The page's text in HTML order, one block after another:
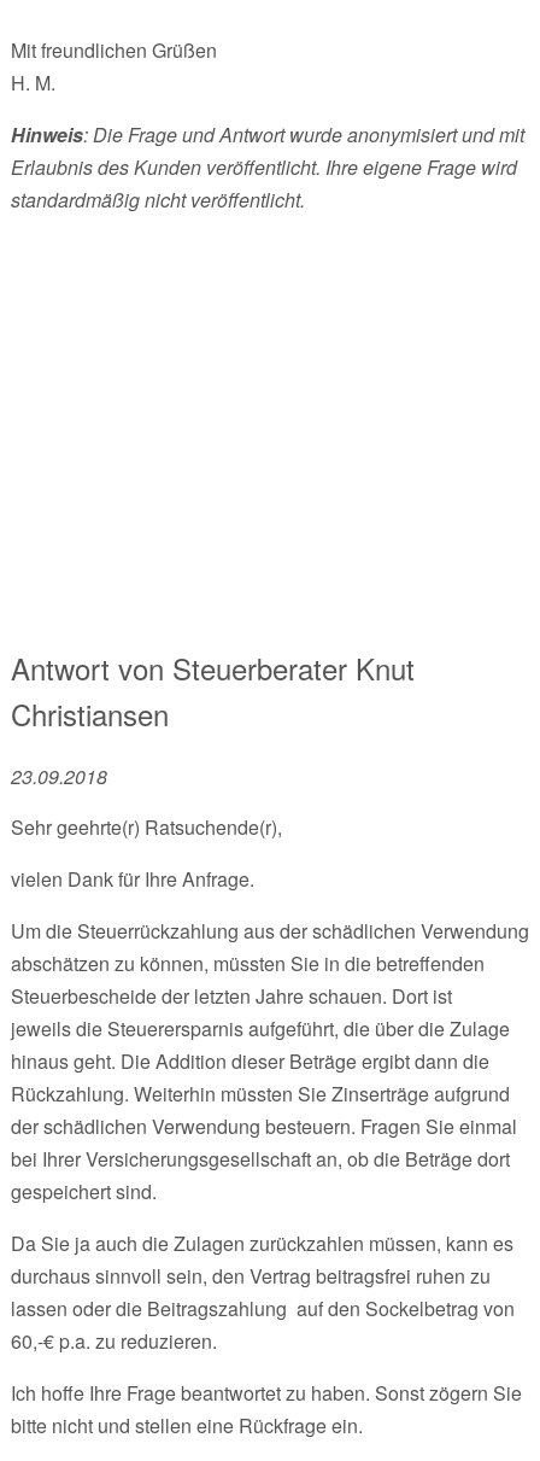
Mit freundlichen Grüßen
H. M.
Hinweis: Die Frage und Antwort wurde anonymisiert und mit
Erlaubnis des Kunden veröffentlicht. Ihre eigene Frage wird
standardmäßig nicht veröffentlicht.
Antwort von Steuerberater Knut
Christiansen
23.09.2018
Sehr geehrte(r) Ratsuchende(r),
vielen Dank für Ihre Anfrage.
Um die Steuerrückzahlung aus der schädlichen Verwendung
abschätzen zu können, müssten Sie in die betreffenden
Steuerbescheide der letzten Jahre schauen. Dort ist
jeweils die Steuerersparnis aufgeführt, die über die Zulage
hinaus geht. Die Addition dieser Beträge ergibt dann die
Rückzahlung. Weiterhin müssten Sie Zinserträge aufgrund
der schädlichen Verwendung besteuern. Fragen Sie einmal
bei Ihrer Versicherungsgesellschaft an, ob die Beträge dort
gespeichert sind.
Da Sie ja auch die Zulagen zurückzahlen müssen, kann es
durchaus sinnvoll sein, den Vertrag beitragsfrei ruhen zu
lassen oder die Beitragszahlung auf den Sockelbetrag von
60,-€ p.a. zu reduzieren.
Ich hoffe Ihre Frage beantwortet zu haben. Sonst zögern Sie
bitte nicht und stellen eine Rückfrage ein.